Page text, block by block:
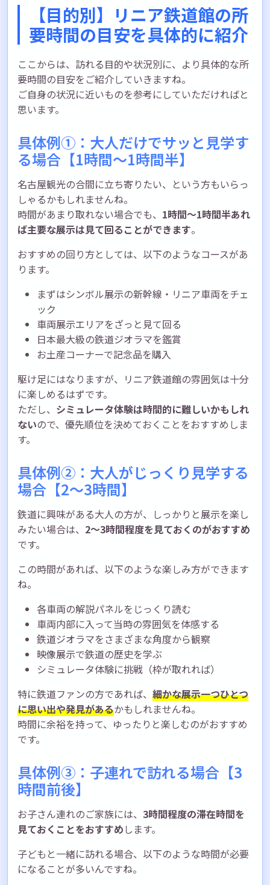
【目的別】リニア鉄道館の所
要時間の目安を具体的に紹介
ここからは、訪れる目的や状況別に、より具体的な所
要時間の目安をご紹介していきますね。
ご自身の状況に近いものを参考にしていただければと
思います。
具体例①：大人だけでサッと見学す
る場合【1時間〜1時間半】
名古屋観光の合間に立ち寄りたい、という方もいらっ
しゃるかもしれませんね。
時間があまり取れない場合でも、 1時間〜1時間半あれ
ば主要な展示は見て回ることができます。
おすすめの回り方としては、以下のようなコースがあ
ります。
まずはシンボル展示の新幹線・リニア車両をチェ
ック
車両展示エリアをざっと見て回る
日本最大級の鉄道ジオラマを鑑賞
お土産コーナーで記念品を購入
駆け足にはなりますが、リニア鉄道館の雰囲気は十分
に楽しめるはずです。
ただし、 シミュレータ体験は時間的に難しいかもしれ
ないので、優先順位を決めておくことをおすすめしま
す。
具体例②：大人がじっくり見学する
場合【2〜3時間】
鉄道に興味がある大人の方が、しっかりと展示を楽し
みたい場合は、 2〜3時間程度を見ておくのがおすすめ
です。
この時間があれば、以下のような楽しみ方ができます
ね。
各車両の解説パネルをじっくり読む
車両内部に入って当時の雰囲気を体感する
鉄道ジオラマをさまざまな角度から観察
映像展示で鉄道の歴史を学ぶ
シミュレータ体験に挑戦（枠が取れれば）
特に鉄道ファンの方であれば、 細かな展示一つひとつ
に思い出や発見があるかもしれませんね。
時間に余裕を持って、ゆったりと楽しむのがおすすめ
です。
具体例③：子連れで訪れる場合【3
時間前後】
お子さん連れのご家族には、 3時間程度の滞在時間を
見ておくことをおすすめ します。
子どもと一緒に訪れる場合、以下のような時間が必要
になることが多いんですね。